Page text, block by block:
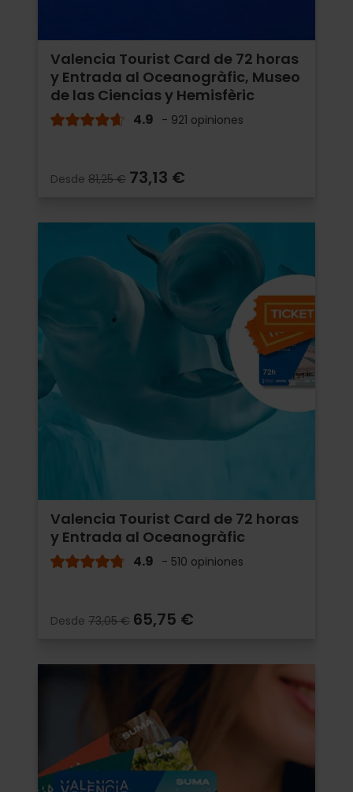
Valencia Tourist Card de 72 horas
y Entrada al Oceanogràfic, Museo
de las Ciencias y Hemisfèric
4.9 - 921 opiniones
Desde 81,25 € 73,13 €
Valencia Tourist Card de 72 horas
y Entrada al Oceanogràfic
4.9 - 510 opiniones
Desde 73,05 € 65,75 €